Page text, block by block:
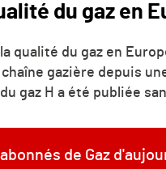
du gaz en
qualité du gaz en
gazière depuis
gaz H a été publiée
de Gaz